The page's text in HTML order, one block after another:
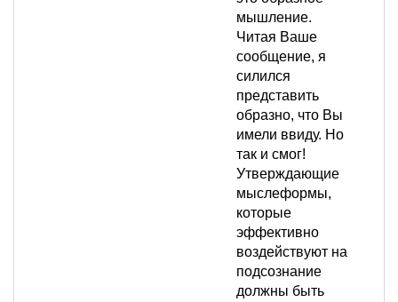
мышление.
Читая Ваше
сообщение, я
силился
представить
образно, что Вы
имели ввиду. Но
так и смог!
Утверждающие
мыслеформы,
которые
эффективно
воздействуют на
подсознание
должны быть